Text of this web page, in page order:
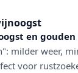
en
milder weer,
voor